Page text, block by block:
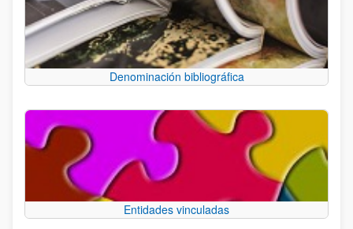
Denominación bibliográfica
Entidades vinculadas